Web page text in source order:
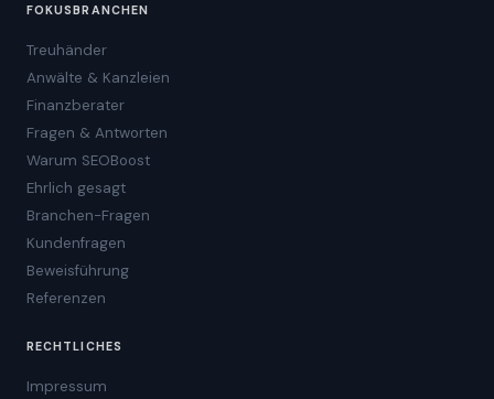
FOKUSBRANCHEN
Treuhänder
Anwälte & Kanzleien
Finanzberater
Fragen & Antworten
Warum SEOBoost
Ehrlich gesagt
Branchen-Fragen
Kundenfragen
Beweisführung
Referenzen
RECHTLICHES
Impressum